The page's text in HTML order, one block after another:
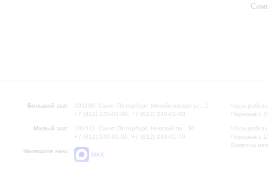
Большой зал:
191186, Санкт-Петербург, Михайловская ул., 2
+7 (812) 240-01-00, +7 (812) 240-01-80
Малый зал:
191011, Санкт-Петербург, Невский пр., 30
+7 (812) 240-01-00, +7 (812) 240-01-70
Напишите нам:
MAX
Часы
Перерыв с
Часы
Перерыв с
Вопросы